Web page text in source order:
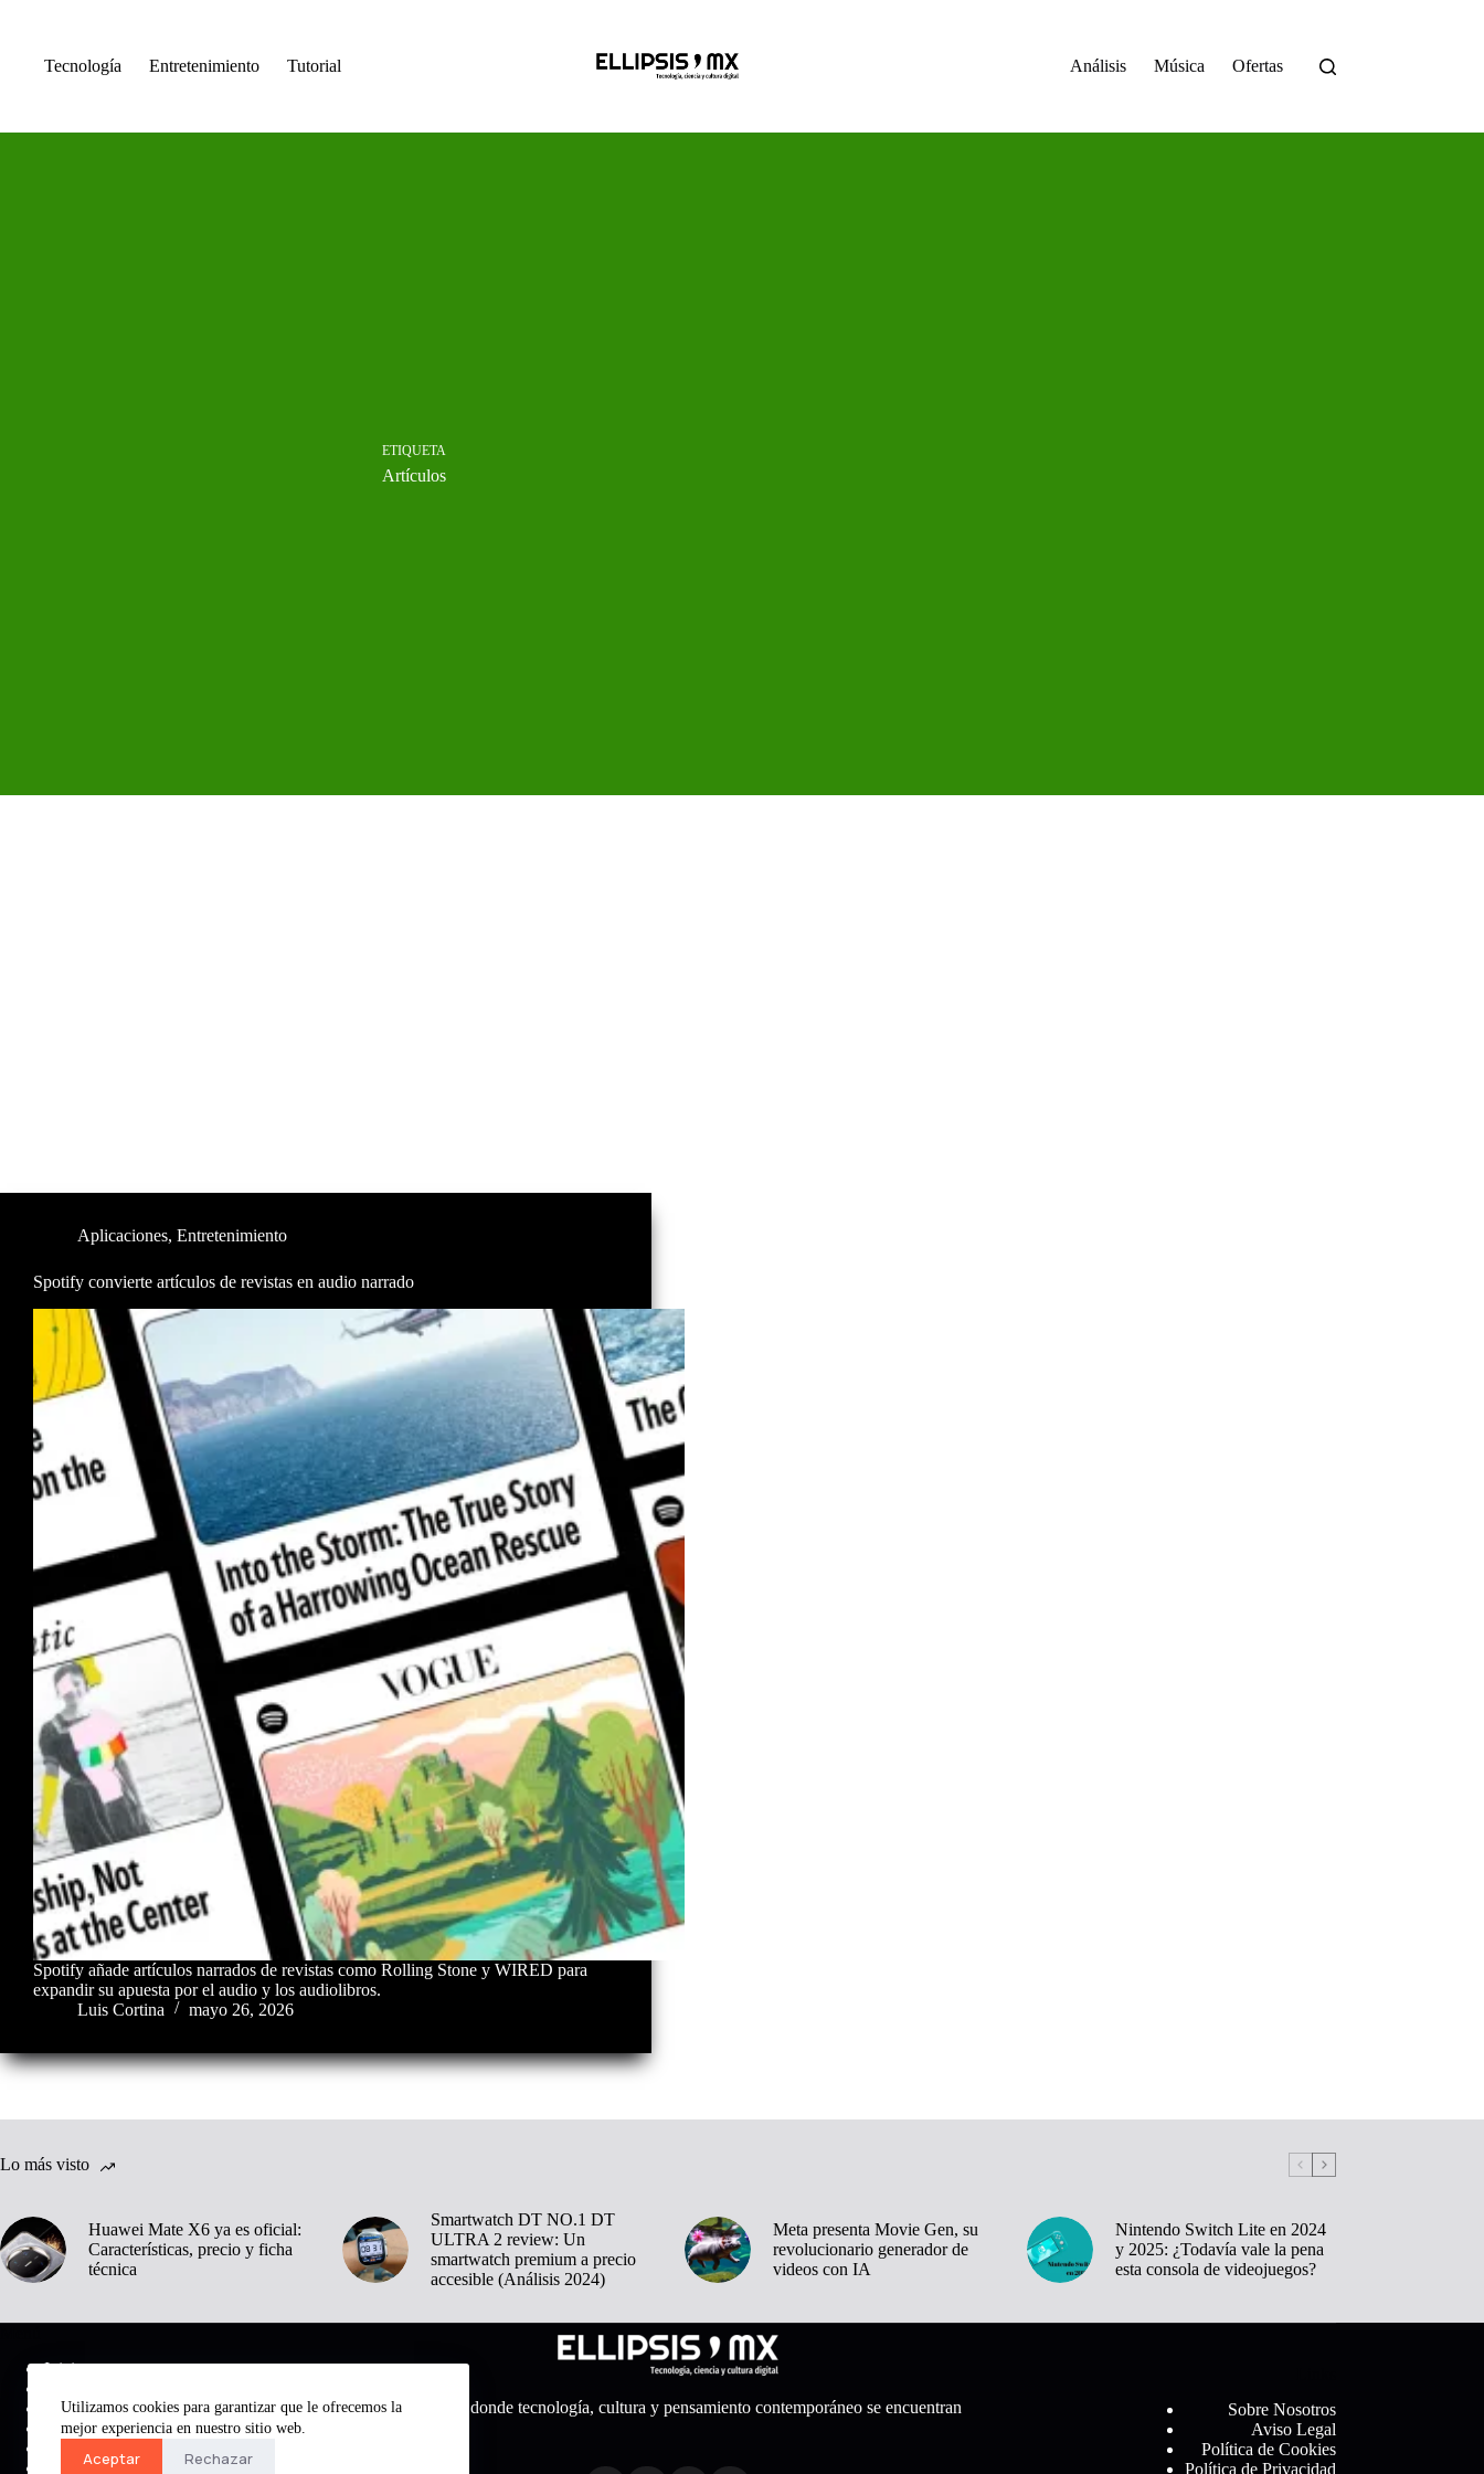
Utilizamos cookies para garantizar que le ofrecemos la
mejor experiencia en nuestro sitio web.
Aceptar Rechazar
Tecnología Entretenimiento Tutorial Análisis Música Ofertas
ETIQUETA
Artículos
Aplicaciones, Entretenimiento
Spotify convierte artículos de revistas en audio narrado
Spotify añade artículos narrados de revistas como Rolling Stone y WIRED para
expandir su apuesta por el audio y los audiolibros.
Luis Cortina
mayo 26, 2026
Lo más visto
Huawei Mate X6 ya es oficial:
Características, precio y ficha
técnica
Smartwatch DT NO.1 DT
ULTRA 2 review: Un
smartwatch premium a precio
accesible (Análisis 2024)
Meta presenta Movie Gen, su
revolucionario generador de
videos con IA
Nintendo Switch Lite en 2024
y 2025: ¿Todavía vale la pena
esta consola de videojuegos?
Inicio
Tecnología
Inteligencia Artificial
Música
Medio digital donde tecnología, cultura y pensamiento contemporáneo se encuentran
Sobre Nosotros
Aviso Legal
Política de Cookies
Política de Privacidad